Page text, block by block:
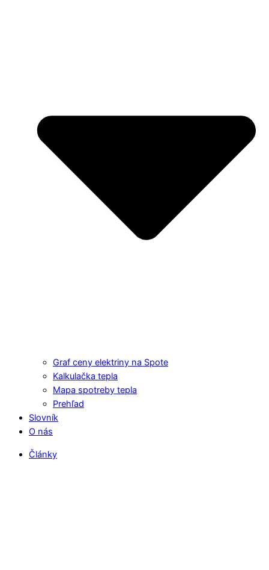
Graf ceny elektriny na Spote
Kalkulačka tepla
Mapa spotreby tepla
Prehľad
Slovník
O nás
Články